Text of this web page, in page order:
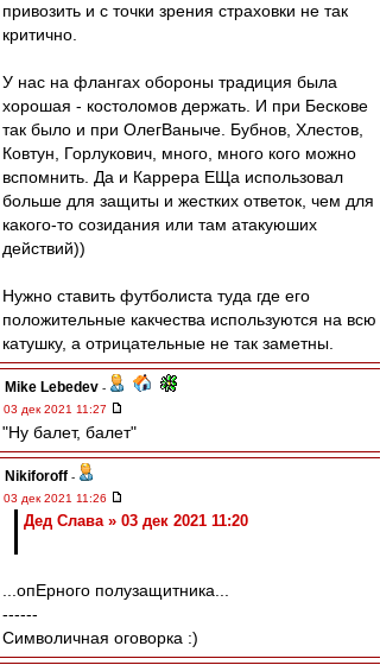
привозить и с точки зрения страховки не так
критично.
У нас на флангах обороны традиция была
хорошая - костоломов держать. И при Бескове
так было и при ОлегВаныче. Бубнов, Хлестов,
Ковтун, Горлукович, много, много кого можно
вспомнить. Да и Каррера ЕЩа использовал
больше для защиты и жестких ответок, чем для
какого-то созидания или там атакуюших
действий))
Нужно ставить футболиста туда где его
положительные какчества используются на всю
катушку, а отрицательные не так заметны.
Mike Lebedev -
03 дек 2021 11:27
"Ну балет, балет"
Nikiforoff -
03 дек 2021 11:26
Дед Слава » 03 дек 2021 11:20
...опЕрного полузащитника...
------
Символичная оговорка :)